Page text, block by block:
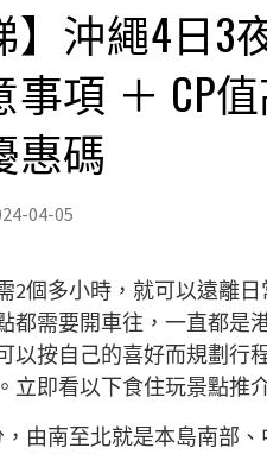
】沖繩4日
項 ＋ CP值
惠碼
04-05
2個多小時，就可以遠離
都需要開車往，一直都是
以按自己的喜好而規劃行
立即看以下食住玩景點推
由南至北就是本島南部